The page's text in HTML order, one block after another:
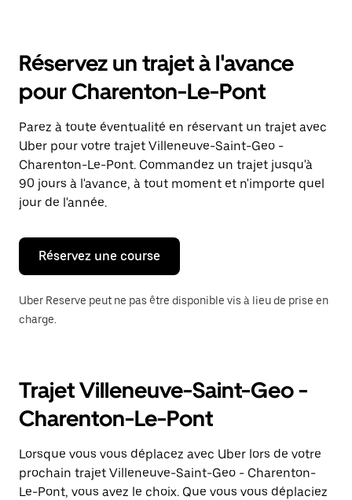
ouvrir
calendrier
et
sélectionner
une
date.
Appuyez
sur
la
touche
pour
fermer
calendrier.
Réservez un trajet à l'avance
pour Charenton-Le-Pont
Parez à toute éventualité en réservant un trajet avec
Uber pour votre trajet Villeneuve-Saint-Geo -
Charenton-Le-Pont. Commandez un trajet jusqu'à
90 jours à l'avance, à tout moment et n'importe quel
jour de l'année.
Réservez une course
Uber Reserve peut ne pas être disponible vis à lieu de prise en
charge.
Trajet Villeneuve-Saint-Geo -
Charenton-Le-Pont
Lorsque vous vous déplacez avec Uber lors de votre
prochain trajet Villeneuve-Saint-Geo - Charenton-
Le-Pont, vous avez le choix. Que vous vous déplaciez